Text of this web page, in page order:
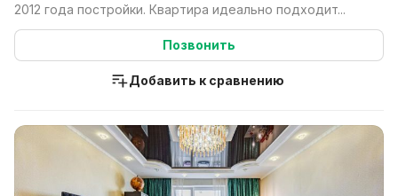
2012 года постройки. Квартира идеально подходит...
Позвонить
Добавить к сравнению